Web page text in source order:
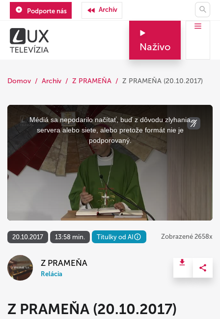
Podporte nás Archív
Naživo
Domov Archív Z PRAMEŇA Z PRAMEŇA (20.10.2017)
This
modal
Médiá sa nepodarilo načítať, buď z dôvodu zlyhania
servera alebo siete, alebo pretože formát nie je
podporovaný.
20.10.2017 13:58 min. Titulky od AI Zobrazené 2658x
Z PRAMEŇA
Relácia
Z PRAMEŇA (20.10.2017)